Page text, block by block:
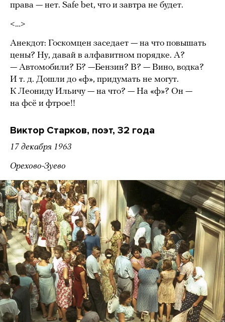
права — нет. Safe bet, что и завтра не будет.
<…>
Анекдот: Госкомцен заседает — на что повышать
цены? Ну, давай в алфавитном порядке. А?
— Автомобили? Б? —Бензин? В? — Вино, водка?
И т. д. Дошли до «ф», придумать не могут.
К Леониду Ильичу — на что? — На «ф»? Он —
на фсё и фтрое!!
Виктор Старков, поэт, 32 года
17 декабря 1963
Орехово-Зуево